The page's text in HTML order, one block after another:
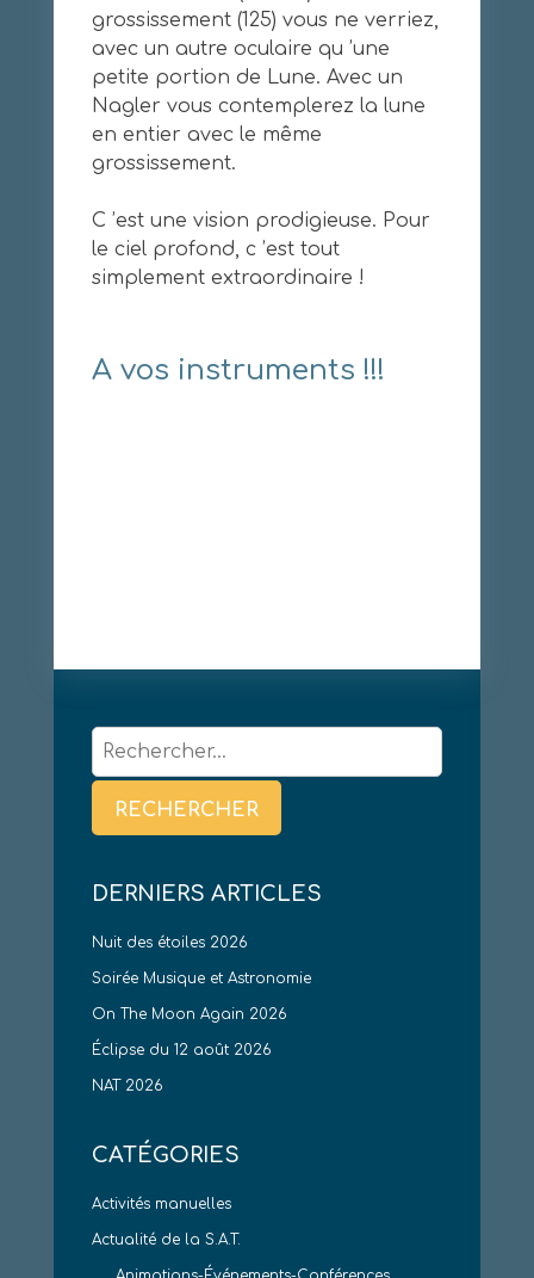
grossissement (125) vous ne verriez,
avec un autre oculaire qu ’une
petite portion de Lune. Avec un
Nagler vous contemplerez la lune
en entier avec le même
grossissement.
C ’est une vision prodigieuse. Pour
le ciel profond, c ’est tout
simplement extraordinaire !
A vos instruments !!!
Rechercher :
DERNIERS ARTICLES
Nuit des étoiles 2026
Soirée Musique et Astronomie
On The Moon Again 2026
Éclipse du 12 août 2026
NAT 2026
CATÉGORIES
Activités manuelles
Actualité de la S.A.T.